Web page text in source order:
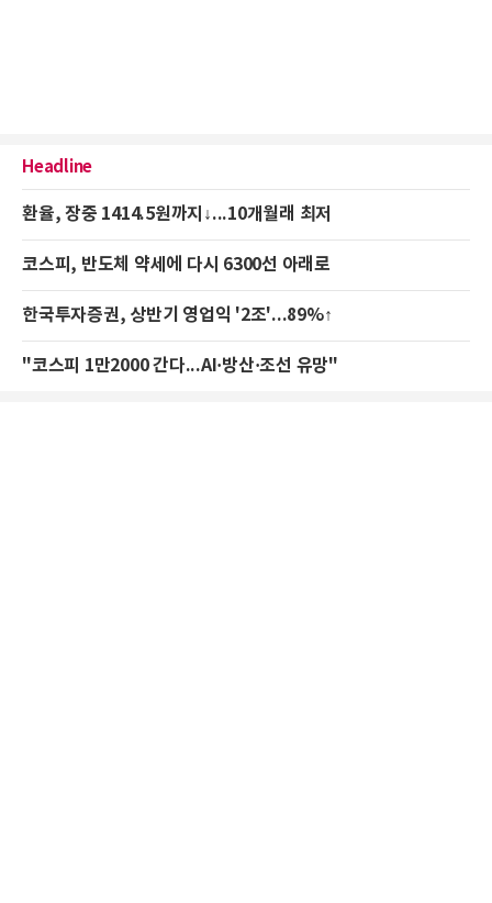
Headline
환율, 장중 1414.5원까지↓...10개월래 최저
코스피, 반도체 약세에 다시 6300선 아래로
한국투자증권, 상반기 영업익 '2조'...89%↑
"코스피 1만2000 간다...AI·방산·조선 유망"